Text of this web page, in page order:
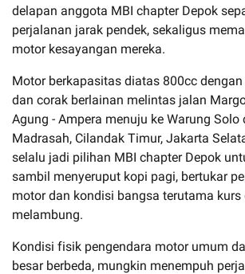
delapan anggota MBI chapter Depok
perjalanan jarak pendek, sekaligus
motor kesayangan mereka.
Motor berkapasitas diatas 800cc
dan corak berlainan melintas jalan
Agung - Ampera menuju ke Warung Solo
Madrasah, Cilandak Timur, Jakarta
selalu jadi pilihan MBI chapter Depok
sambil menyeruput kopi pagi, bertukar
motor dan kondisi bangsa terutama kurs
melambung.
Kondisi fisik pengendara motor umum
besar berbeda, mungkin menempuh